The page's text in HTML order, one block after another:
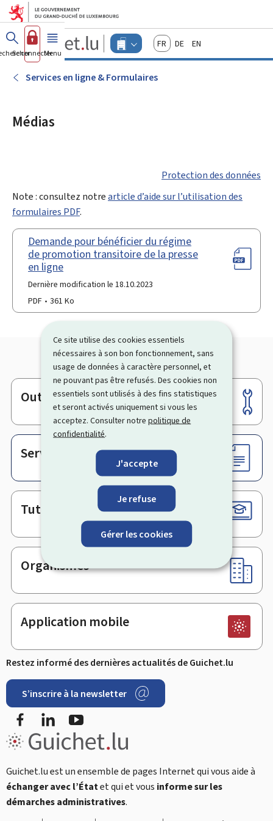
Ce site utilise des cookies essentiels
nécessaires à son bon fonctionnement, sans
usage de données à caractère personnel, et
ne pouvant pas être refusés. Des cookies non
essentiels sont utilisés à des fins statistiques
et seront activés uniquement si vous les
acceptez. Consulter notrepolitique de
confidentialité.
J'accepte
Je refuse
Gérer les cookies
Aller au menu principal
Aller au contenu
Guichet.lu
Changer
d'espace
Menu
FrançaisDeutschEnglish
Se connecterMenu principal
Services en ligne & Formulaires
Médias
Protection des données
Note : consultez notrearticle d’aide sur l’utilisation des
formulaires PDF.
Demande pour bénéficier du régime
de promotion transitoire de la presse
en ligne
Dernière modification le 18.10.2023
PDF
361 Ko
Pied
de
page
Outils
Services en ligne & Formulaires
Tutoriels
Organismes
Application mobile
Restez informé des dernières actualités de Guichet.lu
S’inscrire à la newsletter
FacebookLinkedIn
Guichet.lu est un ensemble de pages Internet qui vous aide à
échanger avec l’Étatet qui et vous informe sur les
démarches administratives.